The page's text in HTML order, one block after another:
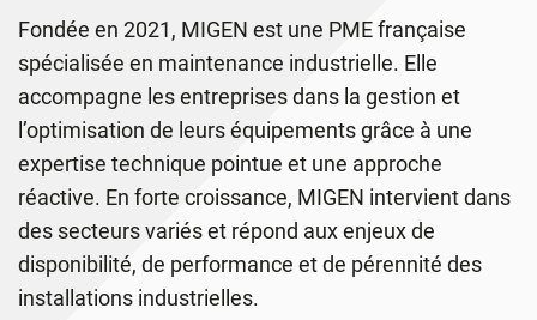
Fondée en 2021, MIGEN est une PME française
spécialisée en maintenance industrielle. Elle
accompagne les entreprises dans la gestion et
l’optimisation de leurs équipements grâce à une
expertise technique pointue et une approche
réactive. En forte croissance, MIGEN intervient dans
des secteurs variés et répond aux enjeux de
disponibilité, de performance et de pérennité des
installations industrielles.